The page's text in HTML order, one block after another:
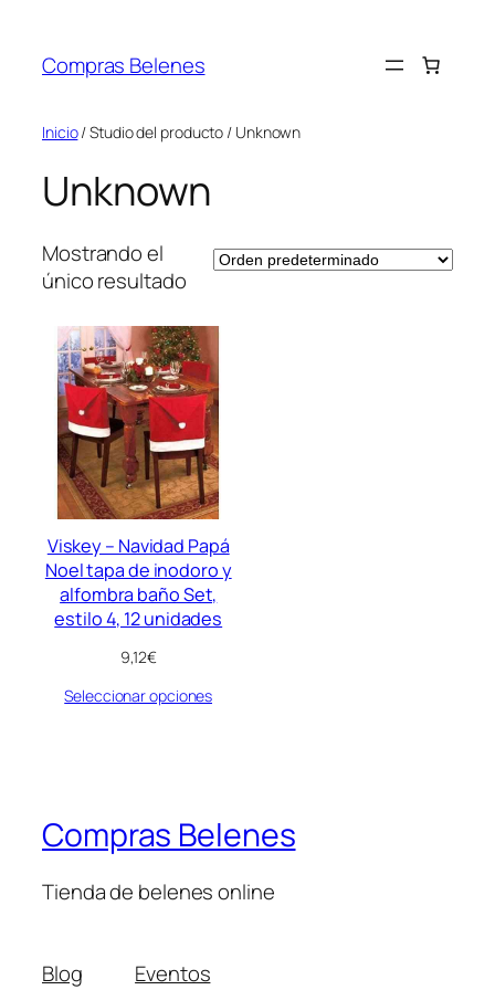
contenido
Compras Belenes
Inicio/ Studio del producto / Unknown
Unknown
Mostrando el
único resultado
Viskey – Navidad Papá
Noel tapa de inodoro y
alfombra baño Set,
estilo 4, 12 unidades
9,12€
Seleccionar opciones
Compras Belenes
Tienda de belenes online
Blog
Eventos